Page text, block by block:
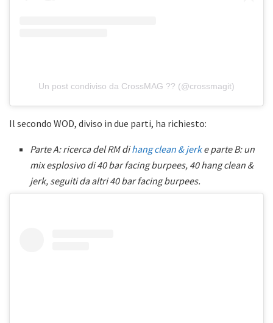
Un post condiviso da CrossMAG ?? (@crossmagit)
Il secondo WOD, diviso in due parti, ha richiesto:
Parte A: ricerca del RM dihang clean & jerke parte B: un
mix esplosivo di 40 bar facing burpees, 40 hang clean &
jerk, seguiti da altri 40 bar facing burpees.